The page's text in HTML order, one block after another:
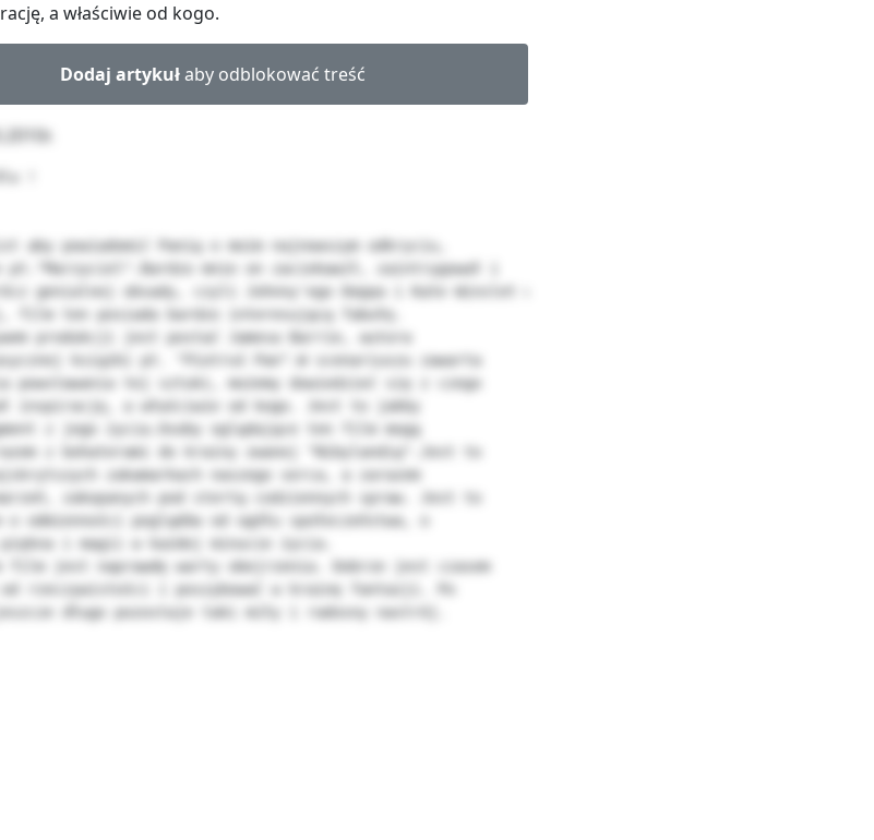
a właściwie od kogo.
Dodaj artykułaby odblokować treść
!
aby powiadomić Panią o moim najnowszym odkryciu,
mnie on zaciekawił, zaintrygował i
genialnej obsady, czyli Johnny'ego Deppa i Kate Winslet w
film ten posiada bardzo interesującą fabułę.
produkcji jest postać Jamesa Barrie, autora
książki pt. "Piotruś Pan".W scenariuszu zawarta
powstawania tej sztuki, możemy dowiedzieć się z czego
inspirację, a właściwie od kogo. Jest to jakby
z jego życia.Osoby oglądające ten film mogą
z bohaterami do krainy zwanej "Nibylandią".Jest to
zakamarkach naszego serca, a zarazem
zakopanych pod stertą codziennych spraw. Jest to
odmienności poglądów od ogółu społeczeństwa, o
piękna i magii w każdej minucie życia.
film jest naprawdę warty obejrzenia. Dobrze jest czasem
od rzeczywistości i poszybować w krainę fantazji. Po